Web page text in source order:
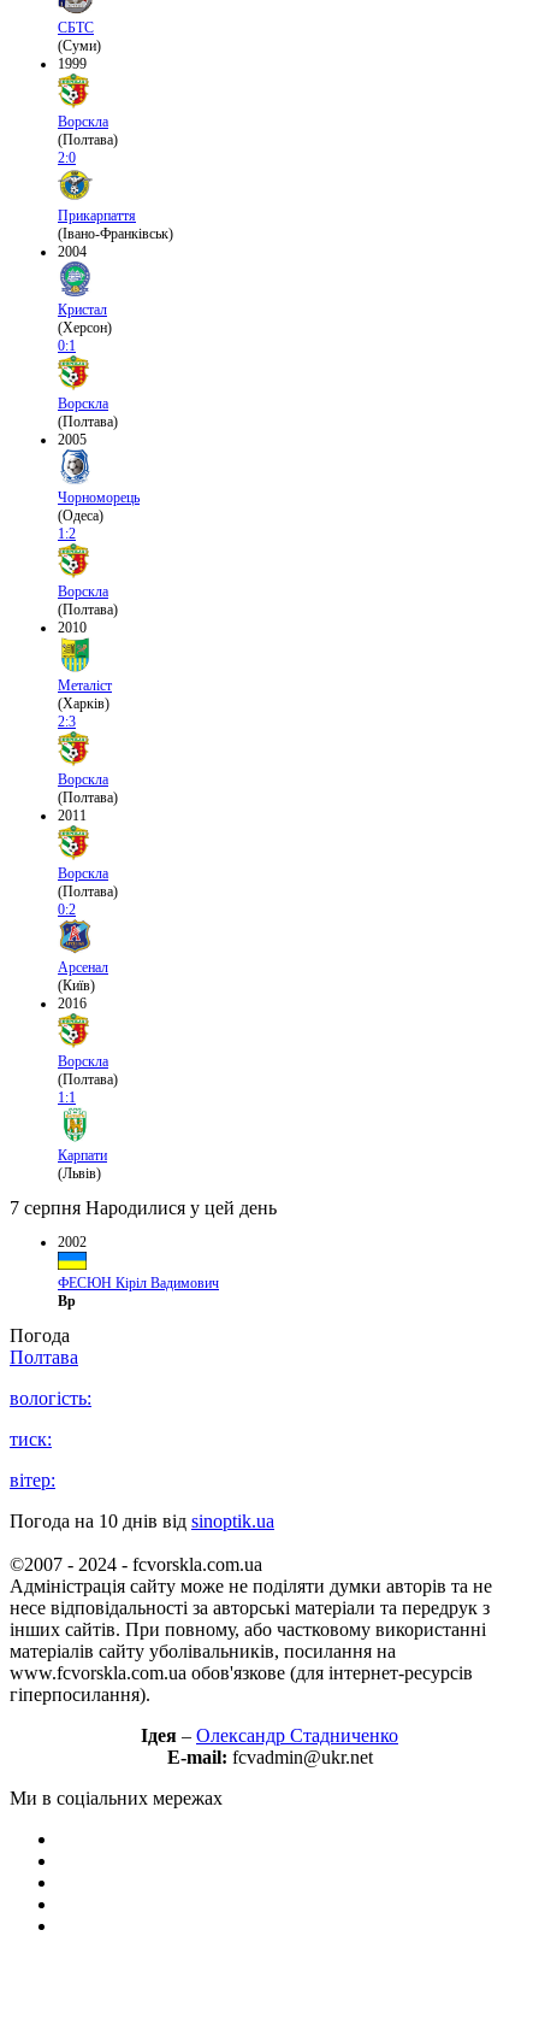
СБТС
(Суми)
1999
Ворскла
(Полтава)
2:0
Прикарпаття
(Івано-Франківськ)
2004
Кристал
(Херсон)
0:1
Ворскла
(Полтава)
2005
Чорноморець
(Одеса)
1:2
Ворскла
(Полтава)
2010
Металіст
(Харків)
2:3
Ворскла
(Полтава)
2011
Ворскла
(Полтава)
0:2
Арсенал
(Київ)
2016
Ворскла
(Полтава)
1:1
Карпати
(Львів)
7 серпня Народилися у цей день
2002
ФЕСЮН Кіріл Вадимович
Вр
Погода
Полтава
вологість:
тиск:
вітер:
Погода на 10 днів від sinoptik.ua
©2007 - 2024 - fcvorskla.com.ua
Адміністрація сайту може не поділяти думки авторів та не
несе відповідальності за авторські матеріали та передрук з
інших сайтів. При повному, або частковому використанні
матеріалів сайту уболівальників, посилання на
www.fcvorskla.com.ua обов'язкове (для інтернет-ресурсів
гіперпосилання).
Ідея – Олександр Стадниченко
E-mail: fcvadmin@ukr.net
Ми в соціальних мережах